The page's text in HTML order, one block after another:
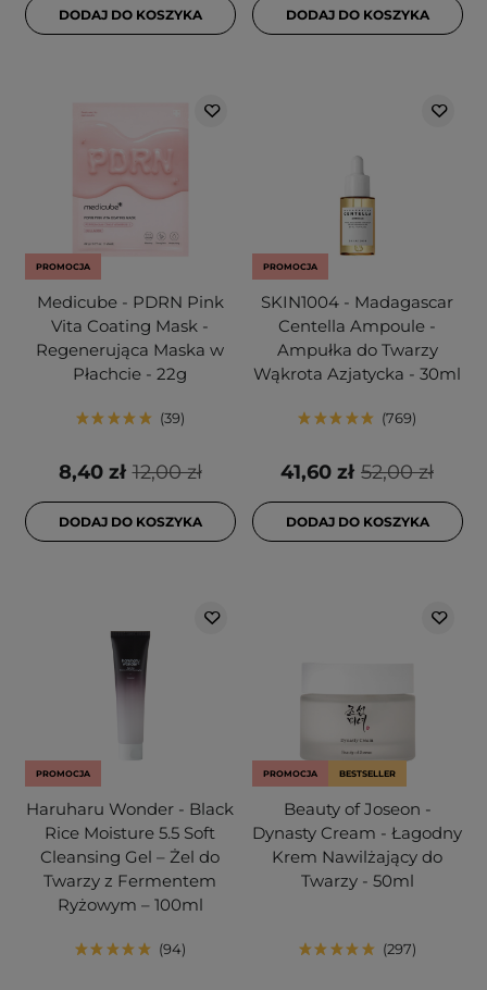
DODAJ DO KOSZYKA DODAJ DO KOSZYKA
PROMOCJA
Medicube - PDRN Pink
Vita Coating Mask -
Regenerująca Maska w
Płachcie - 22g
39
12,00 zł
8,40 zł
DODAJ DO KOSZYKA
PROMOCJA
SKIN1004 - Madagascar
Centella Ampoule -
Ampułka do Twarzy
Wąkrota Azjatycka - 30ml
769
52,00 zł
41,60 zł
DODAJ DO KOSZYKA
PROMOCJA
Haruharu Wonder - Black
Rice Moisture 5.5 Soft
Cleansing Gel – Żel do
Twarzy z Fermentem
Ryżowym – 100ml
94
PROMOCJA BESTSELLER
Beauty of Joseon -
Dynasty Cream - Łagodny
Krem Nawilżający do
Twarzy - 50ml
297